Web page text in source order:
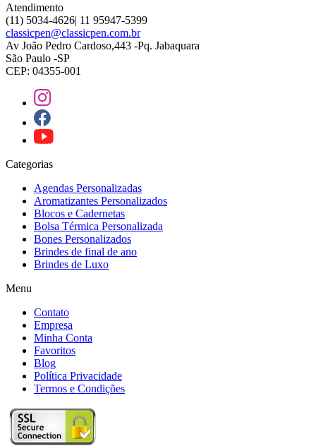
Atendimento
(11) 5034-4626| 11 95947-5399
classicpen@classicpen.com.br
Av João Pedro Cardoso,443 -Pq. Jabaquara
São Paulo -SP
CEP: 04355-001
Categorias
Agendas Personalizadas
Aromatizantes Personalizados
Blocos e Cadernetas
Bolsa Térmica Personalizada
Bones Personalizados
Brindes de final de ano
Brindes de Luxo
Menu
Contato
Empresa
Minha Conta
Favoritos
Blog
Política Privacidade
Termos e Condições